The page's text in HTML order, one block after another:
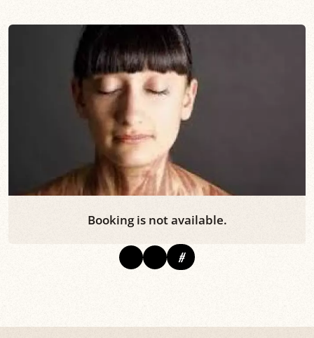
Booking is not available.
#